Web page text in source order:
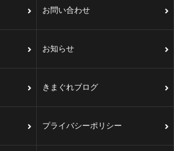
お問い合わせ
お知らせ
きまぐれブログ
プライバシーポリシー